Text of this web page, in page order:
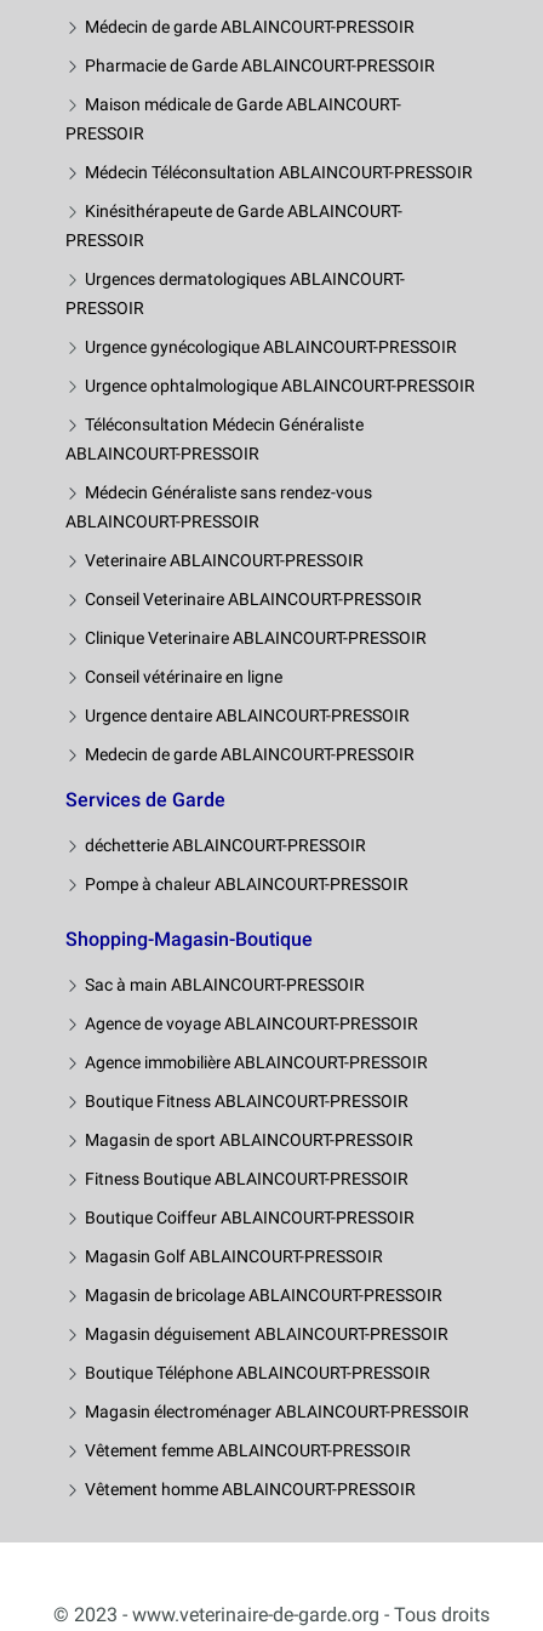
Médecin de garde ABLAINCOURT-PRESSOIR
Pharmacie de Garde ABLAINCOURT-PRESSOIR
Maison médicale de Garde ABLAINCOURT-
PRESSOIR
Médecin Téléconsultation ABLAINCOURT-PRESSOIR
Kinésithérapeute de Garde ABLAINCOURT-
PRESSOIR
Urgences dermatologiques ABLAINCOURT-
PRESSOIR
Urgence gynécologique ABLAINCOURT-PRESSOIR
Urgence ophtalmologique ABLAINCOURT-PRESSOIR
Téléconsultation Médecin Généraliste
ABLAINCOURT-PRESSOIR
Médecin Généraliste sans rendez-vous
ABLAINCOURT-PRESSOIR
Veterinaire ABLAINCOURT-PRESSOIR
Conseil Veterinaire ABLAINCOURT-PRESSOIR
Clinique Veterinaire ABLAINCOURT-PRESSOIR
Conseil vétérinaire en ligne
Urgence dentaire ABLAINCOURT-PRESSOIR
Medecin de garde ABLAINCOURT-PRESSOIR
Services de Garde
déchetterie ABLAINCOURT-PRESSOIR
Pompe à chaleur ABLAINCOURT-PRESSOIR
Shopping-Magasin-Boutique
Sac à main ABLAINCOURT-PRESSOIR
Agence de voyage ABLAINCOURT-PRESSOIR
Agence immobilière ABLAINCOURT-PRESSOIR
Boutique Fitness ABLAINCOURT-PRESSOIR
Magasin de sport ABLAINCOURT-PRESSOIR
Fitness Boutique ABLAINCOURT-PRESSOIR
Boutique Coiffeur ABLAINCOURT-PRESSOIR
Magasin Golf ABLAINCOURT-PRESSOIR
Magasin de bricolage ABLAINCOURT-PRESSOIR
Magasin déguisement ABLAINCOURT-PRESSOIR
Boutique Téléphone ABLAINCOURT-PRESSOIR
Magasin électroménager ABLAINCOURT-PRESSOIR
Vêtement femme ABLAINCOURT-PRESSOIR
Vêtement homme ABLAINCOURT-PRESSOIR
© 2023 - www.veterinaire-de-garde.org - Tous droits